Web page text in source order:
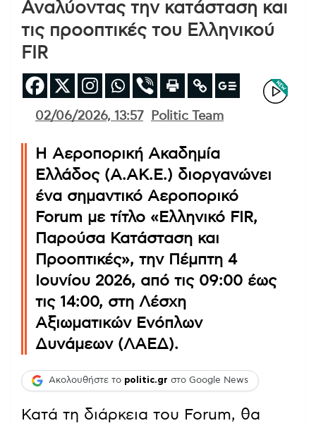
Αναλύοντας την κατάσταση και
τις προοπτικές του Ελληνικού
FIR
02/06/2026, 13:57 Politic Team
Η Αεροπορική Ακαδημία
Ελλάδος (Α.ΑΚ.Ε.) διοργανώνει
ένα σημαντικό Αεροπορικό
Forum με τίτλο «Ελληνικό FIR,
Παρούσα Κατάσταση και
Προοπτικές», την Πέμπτη 4
Ιουνίου 2026, από τις 09:00 έως
τις 14:00, στη Λέσχη
Αξιωματικών Ενόπλων
Δυνάμεων (ΛΑΕΔ).
Ακολουθήστε το politic.gr στο Google News
Κατά τη διάρκεια του Forum, θα